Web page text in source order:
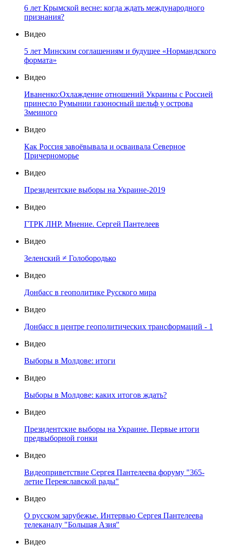
6 лет Крымской весне: когда ждать международного
признания?
Видео
5 лет Минским соглашениям и будущее «Нормандского
формата»
Видео
Иваненко:Охлаждение отношений Украины с Россией
принесло Румынии газоносный шельф у острова
Змеиного
Видео
Как Россия завоёвывала и осваивала Северное
Причерноморье
Видео
Президентские выборы на Украине-2019
Видео
ГТРК ЛНР. Мнение. Сергей Пантелеев
Видео
Зеленский ≠ Голобородько
Видео
Донбасс в геополитике Русского мира
Видео
Донбасс в центре геополитических трансформаций - 1
Видео
Выборы в Молдове: итоги
Видео
Выборы в Молдове: каких итогов ждать?
Видео
Президентские выборы на Украине. Первые итоги
предвыборной гонки
Видео
Видеоприветствие Сергея Пантелеева форуму "365-
летие Переяславской рады"
Видео
О русском зарубежье. Интервью Сергея Пантелеева
телеканалу "Большая Азия"
Видео